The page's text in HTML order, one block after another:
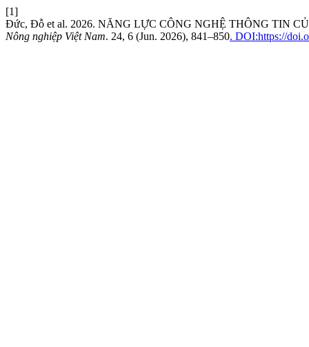
[1]
Đức, Đỗ et al. 2026. NĂNG LỰC CÔNG NGHỆ THÔNG TIN
Nông nghiệp Việt Nam. 24, 6 (Jun. 2026), 841–850. DOI:https://